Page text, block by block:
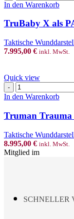
X
PALS/ePALS
Menge
In den Warenkorb
TruBaby X als
Taktische
7.995,00 € inkl. MwSt.
Quick view
Truman
Trauma
In den Warenkorb
Truman Trauma
Taktische
8.995,00 € inkl. MwSt.
Mitglied im
SCHNELLER